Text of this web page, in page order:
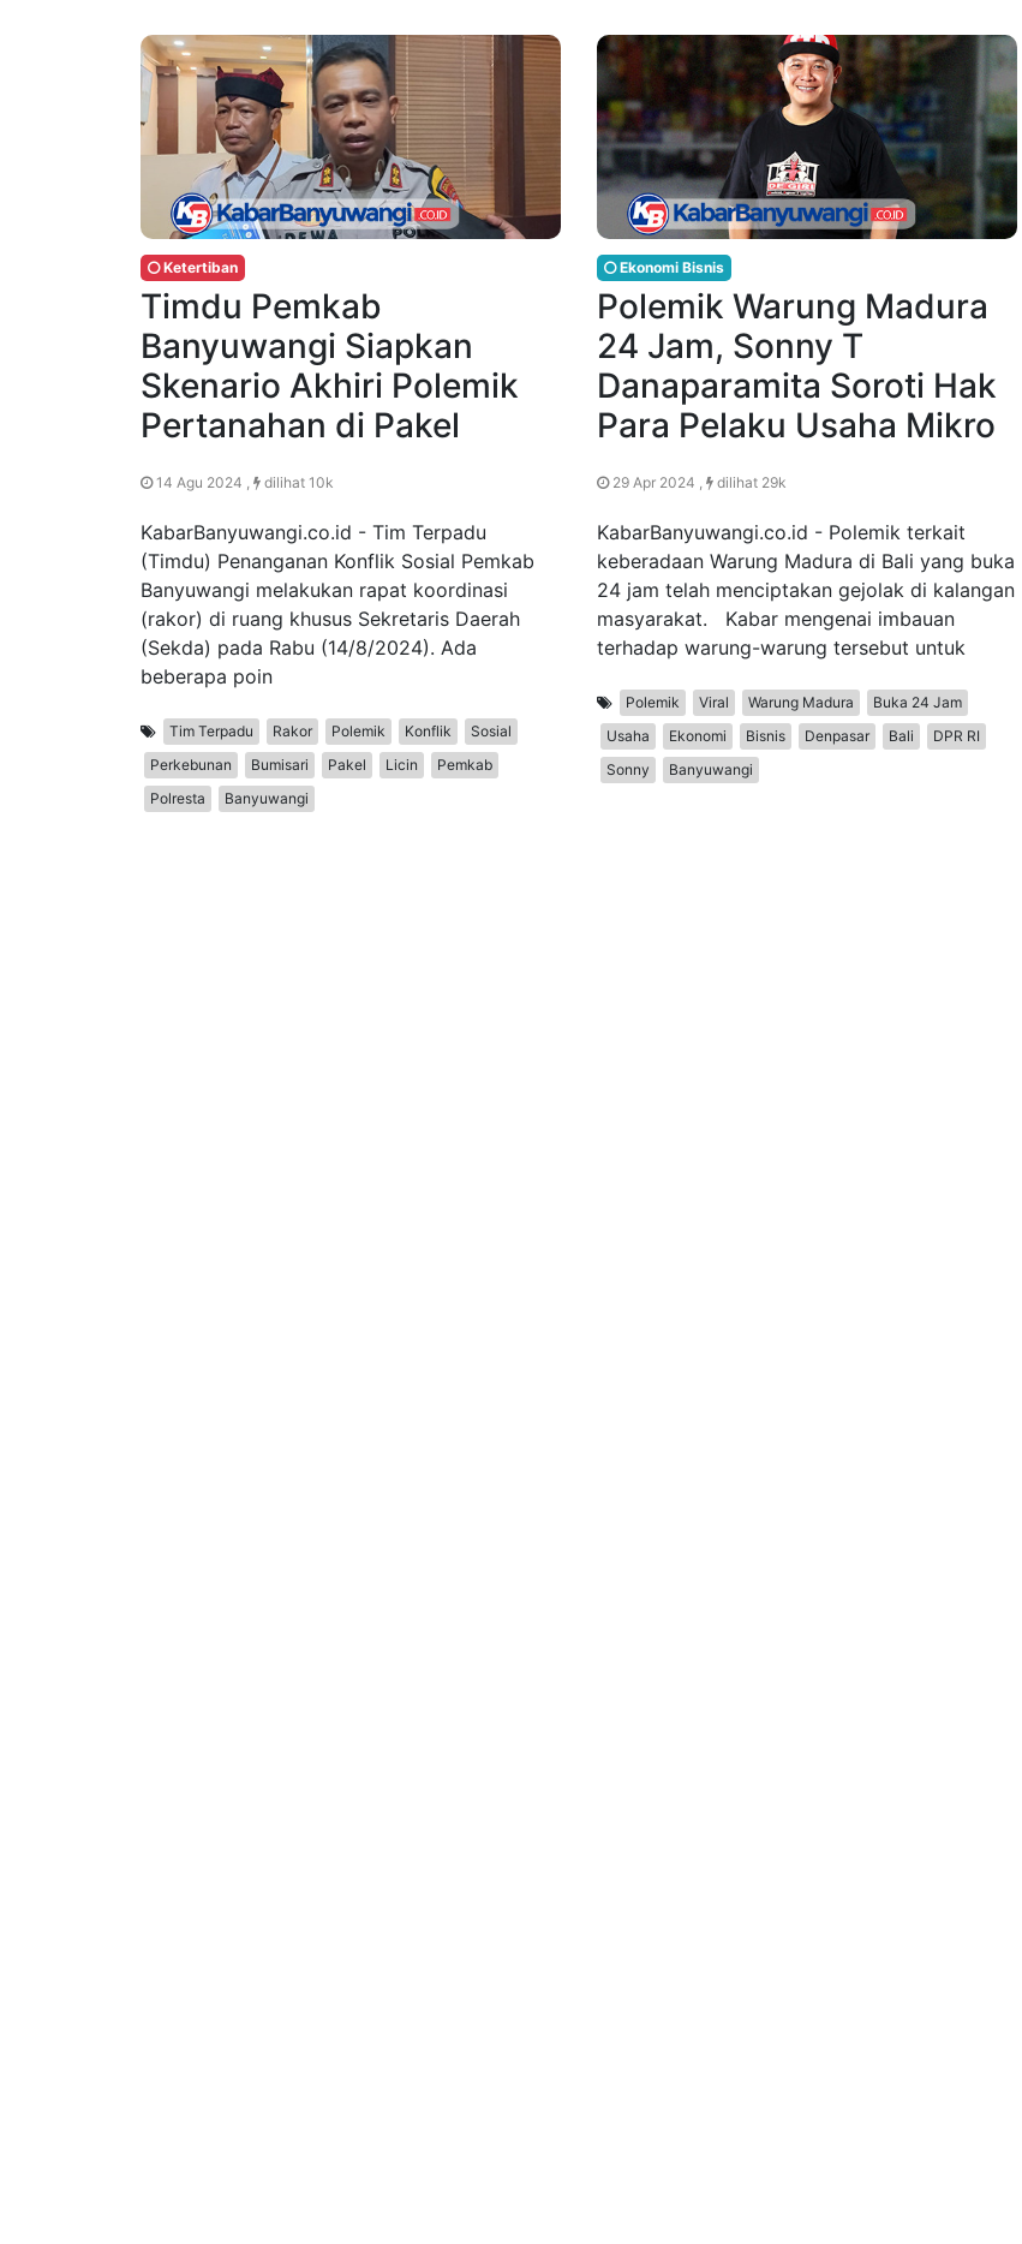
Ketertiban
Timdu Pemkab
Banyuwangi Siapkan
Skenario Akhiri Polemik
Pertanahan di Pakel
14 Agu 2024 , dilihat 10k
KabarBanyuwangi.co.id - Tim Terpadu
(Timdu) Penanganan Konflik Sosial Pemkab
Banyuwangi melakukan rapat koordinasi
(rakor) di ruang khusus Sekretaris Daerah
(Sekda) pada Rabu (14/8/2024). Ada
beberapa poin
Tim Terpadu Rakor Polemik Konflik
Sosial
Perkebunan
Bumisari Pakel Licin
Pemkab
Polresta
Banyuwangi
Ekonomi Bisnis
Polemik Warung Madura
24 Jam, Sonny T
Danaparamita Soroti Hak
Para Pelaku Usaha Mikro
29 Apr 2024 , dilihat 29k
KabarBanyuwangi.co.id - Polemik terkait
keberadaan Warung Madura di Bali yang buka
24 jam telah menciptakan gejolak di kalangan
masyarakat. Kabar mengenai imbauan
terhadap warung-warung tersebut untuk
Polemik Viral Warung Madura
Buka 24 Jam
Usaha
Ekonomi Bisnis Denpasar Bali
DPR RI
Sonny
Banyuwangi